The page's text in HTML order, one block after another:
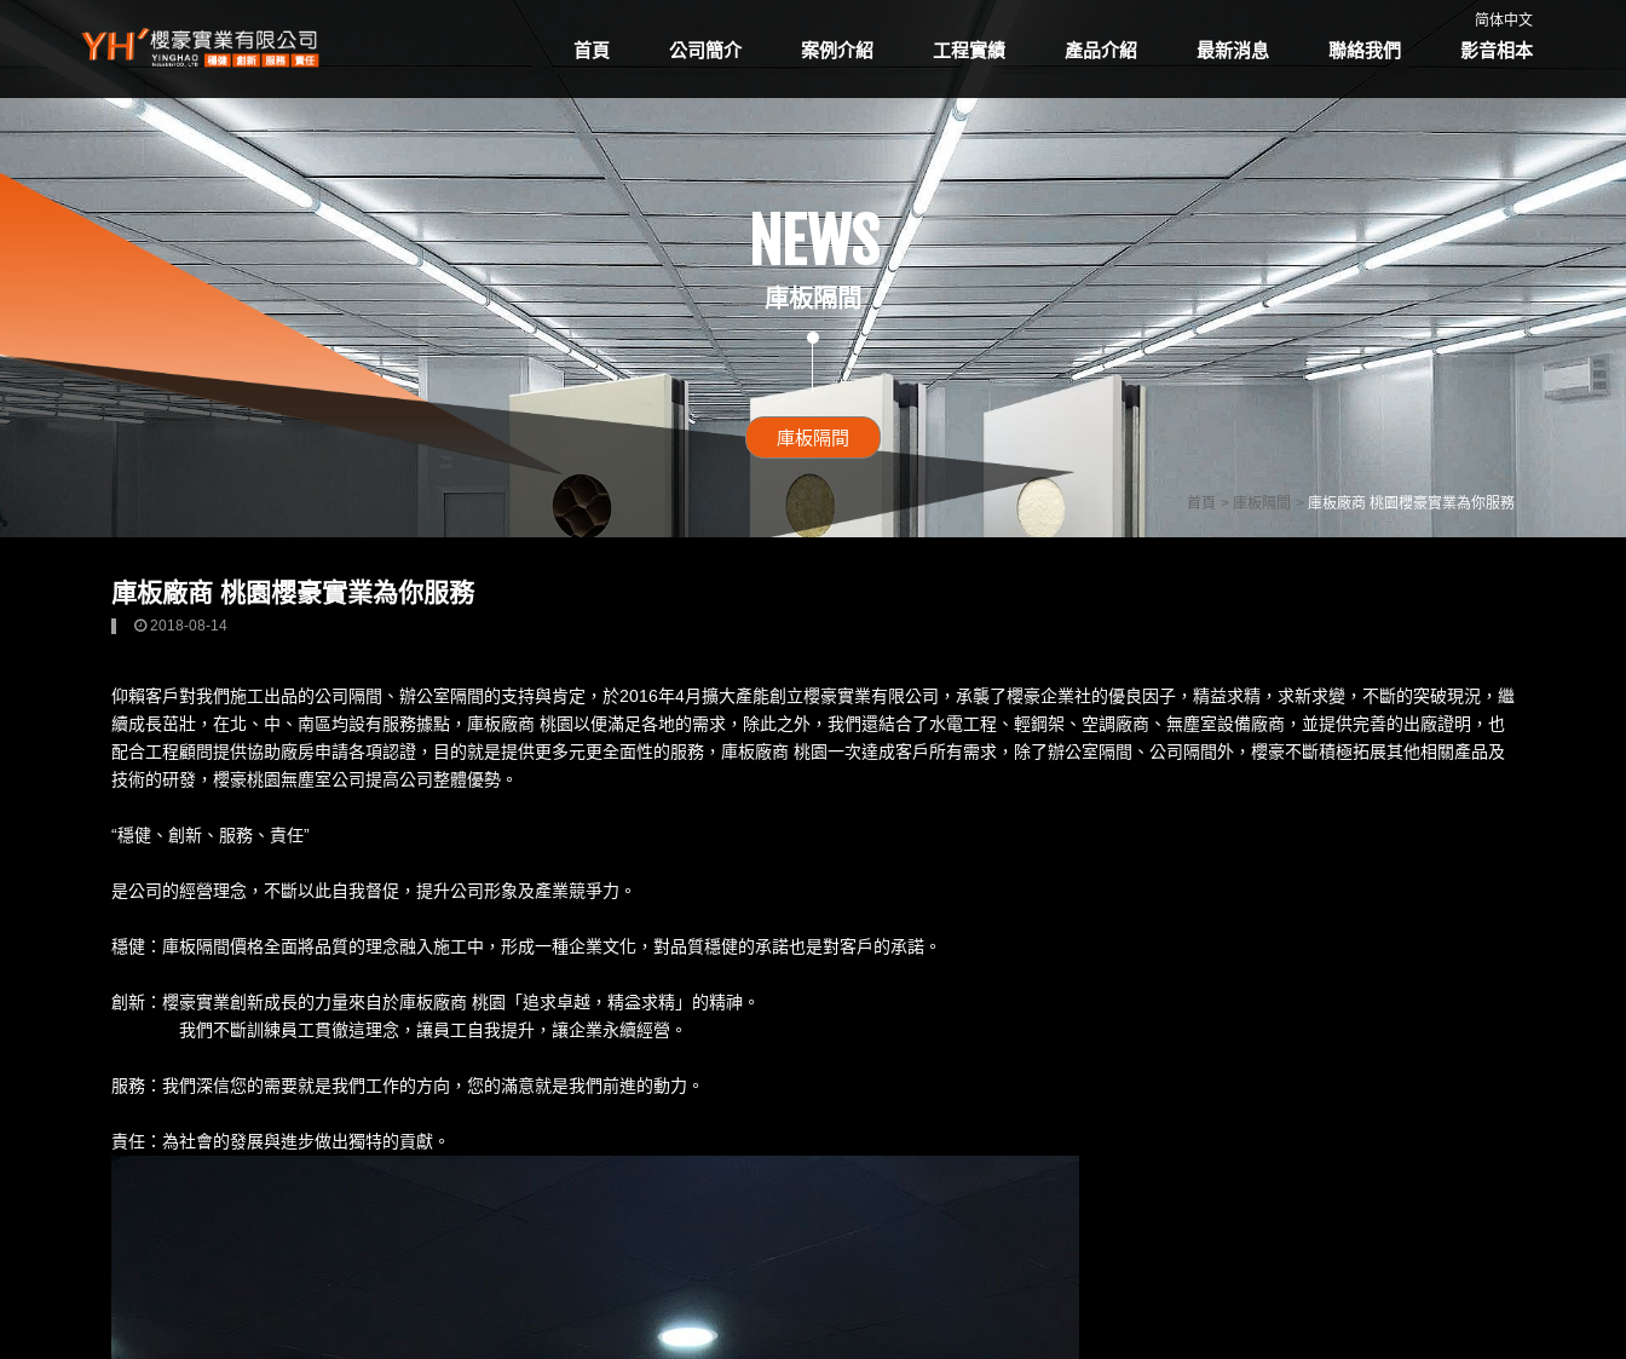
简体中文
首頁 公司簡介 案例介紹 工程實績 產品介紹 最新消息 聯絡我們 影音相本
NEWS
庫板隔間
庫板隔間
首頁 庫板隔間 庫板廠商 桃園櫻豪實業為你服務
庫板廠商 桃園櫻豪實業為你服務
2018-08-14
仰賴客戶對我們施工出品的公司隔間、辦公室隔間的支持與肯定，於2016年4月擴大產能創立櫻豪實業有限公司，承襲了櫻豪企業社的優良因子，精益求精，求新求變，不斷的突破現況，繼
續成長茁壯，在北、中、南區均設有服務據點， 庫板廠商 桃園以便滿足各地的需求，除此之外，我們還結合了水電工程、輕鋼架、空調廠商、無塵室設備廠商，並提供完善的出廠證明，也
配合工程顧問提供協助廠房申請各項認證，目的就是提供更多元更全面性的服務，庫板廠商 桃園一次達成客戶所有需求，除了辦公室隔間、公司隔間外，櫻豪不斷積極拓展其他相關產品及
技術的研發， 櫻豪桃園無塵室公司提高公司整體優勢。
“穩健、創新、服務、責任”
是公司的經營理念，不斷以此自我督促，提升公司形象及產業競爭力。
穩健： 庫板隔間價格全面將品質的理念融入施工中，形成一種企業文化，對品質穩健的承諾也是對客戶的承諾。
創新：櫻豪實業創新成長的力量來自於庫板廠商 桃園「追求卓越，精益求精」的精神。
我們不斷訓練員工貫徹這理念，讓員工自我提升，讓企業永續經營。
服務：我們深信您的需要就是我們工作的方向，您的滿意就是我們前進的動力。
責任：為社會的發展與進步做出獨特的貢獻。